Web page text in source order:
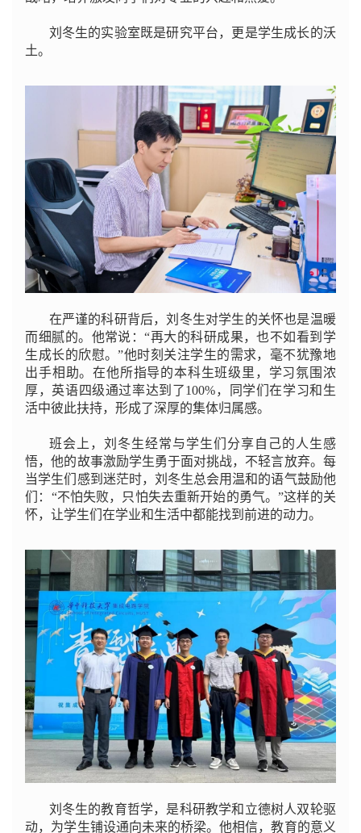
刘冬生的实验室既是研究平台，更是学生成长的沃
土。
在严谨的科研背后，刘冬生对学生的关怀也是温暖
而细腻的。他常说：“再大的科研成果，也不如看到学
生成长的欣慰。”他时刻关注学生的需求，毫不犹豫地
出手相助。在他所指导的本科生班级里，学习氛围浓
厚，英语四级通过率达到了100%，同学们在学习和生
活中彼此扶持，形成了深厚的集体归属感。
班会上，刘冬生经常与学生们分享自己的人生感
悟，他的故事激励学生勇于面对挑战，不轻言放弃。每
当学生们感到迷茫时，刘冬生总会用温和的语气鼓励他
们：“不怕失败，只怕失去重新开始的勇气。”这样的关
怀，让学生们在学业和生活中都能找到前进的动力。
刘冬生的教育哲学，是科研教学和立德树人双轮驱
动，为学生铺设通向未来的桥梁。他相信，教育的意义